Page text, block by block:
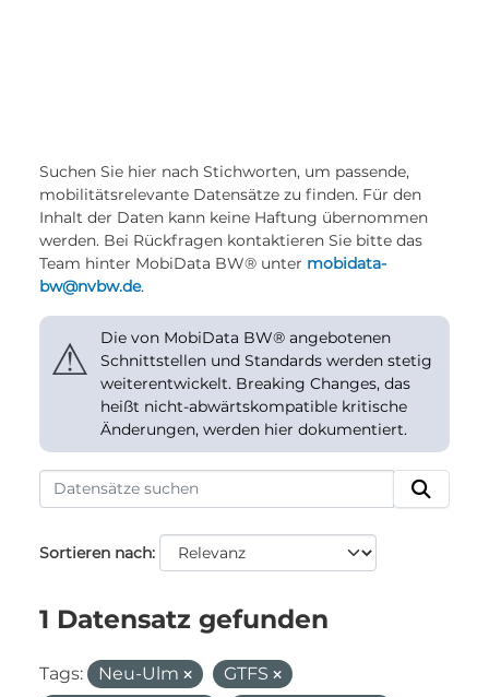
Suchen Sie hier nach Stichworten, um passende,
mobilitätsrelevante Datensätze zu finden. Für den
Inhalt der Daten kann keine Haftung übernommen
werden. Bei Rückfragen kontaktieren Sie bitte das
Team hinter MobiData BW® unter mobidata-
bw@nvbw.de.
⚠
Die von MobiData BW® angebotenen
Schnittstellen und Standards werden stetig
weiterentwickelt. Breaking Changes, das
heißt nicht-abwärtskompatible kritische
Änderungen, werden hier dokumentiert.
Sortieren nach
1 Datensatz gefunden
Tags: Neu-Ulm
GTFS